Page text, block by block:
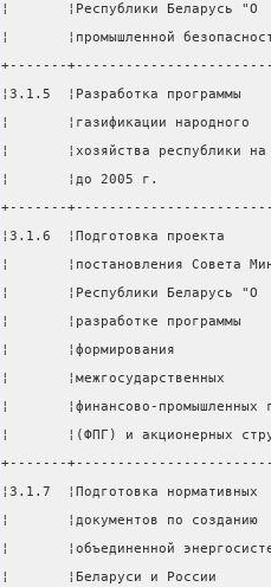
¦       ¦Республики
¦       ¦промышленной
+-------
¦3.1.5  ¦Разработка
¦       ¦газификации
¦       ¦хозяйства
¦       ¦до 2005 г.
+-------
¦3.1.6  ¦Подготовка проекта
¦       ¦постановления Совета
¦       ¦Республики Беларусь
¦       ¦разработке
¦       ¦формирования
¦
¦       ¦финансово-
¦       ¦(ФПГ) и
+-------
¦3.1.7  ¦Подготовка
¦       ¦документов по
¦       ¦объединенной
¦       ¦Беларуси и